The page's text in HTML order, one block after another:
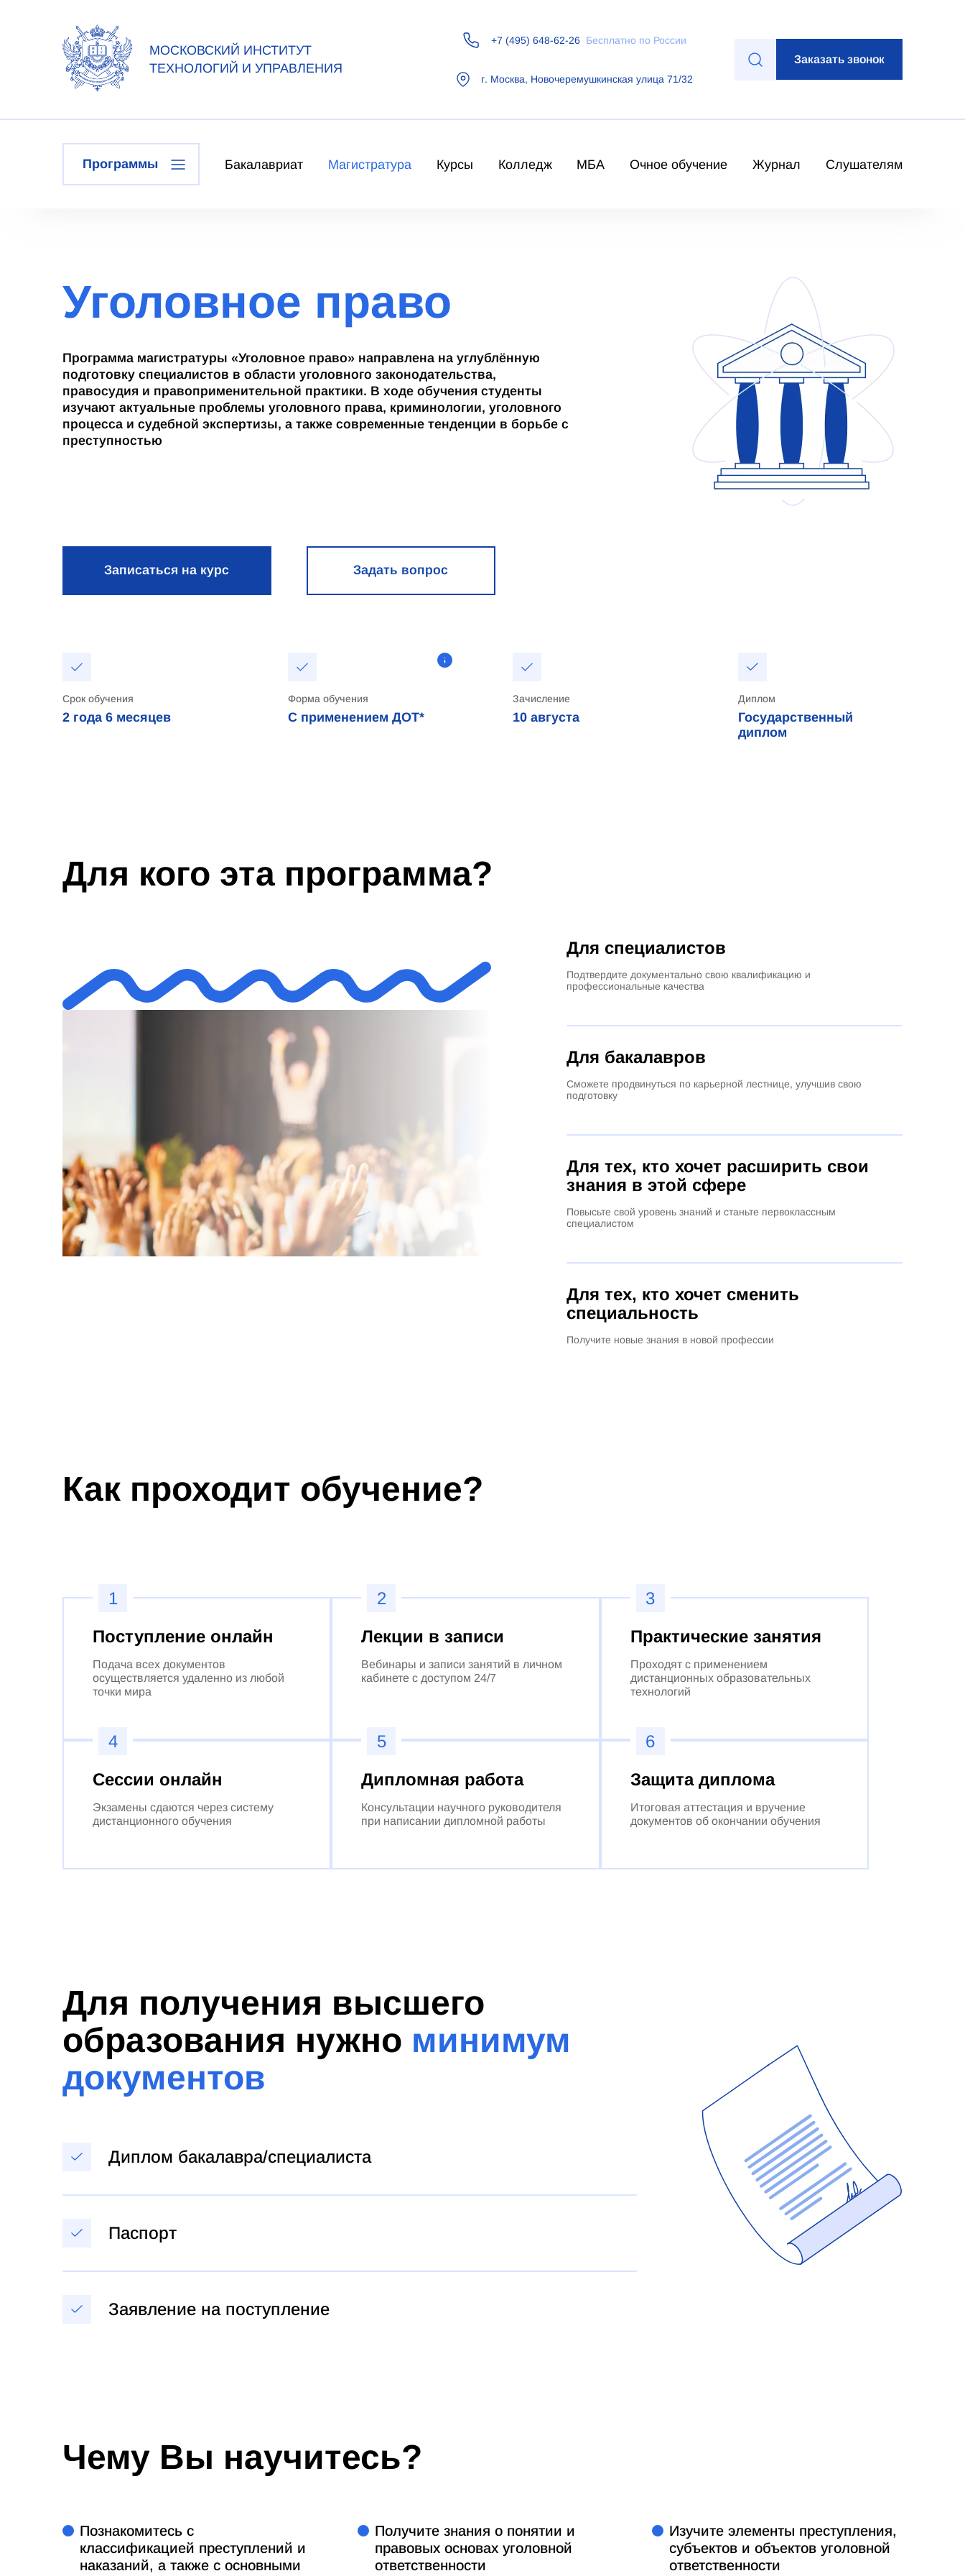
МОСКОВСКИЙ ИНСТИТУТ
ТЕХНОЛОГИЙ И УПРАВЛЕНИЯ
+7 (495) 648-62-26 Бесплатно по России
г. Москва, Новочеремушкинская улица 71/32
Заказать звонок
Программы Бакалавриат Магистратура Курсы Колледж МБА Очное обучение Журнал Слушателям
Уголовное право
Программа магистратуры «Уголовное право» направлена на углублённую
подготовку специалистов в области уголовного законодательства,
правосудия и правоприменительной практики. В ходе обучения студенты
изучают актуальные проблемы уголовного права, криминологии, уголовного
процесса и судебной экспертизы, а также современные тенденции в борьбе с
преступностью
Записаться на курс Задать вопрос
Срок обучения
2 года 6 месяцев
Форма обучения
С применением ДОТ*
Зачисление
10 августа
Диплом
Государственный
диплом
Для кого эта программа?
Для специалистов
Подтвердите документально свою квалификацию и
профессиональные качества
Для бакалавров
Сможете продвинуться по карьерной лестнице, улучшив свою
подготовку
Для тех, кто хочет расширить свои
знания в этой сфере
Повысьте свой уровень знаний и станьте первоклассным
специалистом
Для тех, кто хочет сменить
специальность
Получите новые знания в новой профессии
Как проходит обучение?
1
Поступление онлайн
Подача всех документов
осуществляется удаленно из любой
точки мира
2
Лекции в записи
Вебинары и записи занятий в личном
кабинете с доступом 24/7
3
Практические занятия
Проходят с применением
дистанционных образовательных
технологий
4
Сессии онлайн
Экзамены сдаются через систему
дистанционного обучения
5
Дипломная работа
Консультации научного руководителя
при написании дипломной работы
6
Защита диплома
Итоговая аттестация и вручение
документов об окончании обучения
Для получения высшего
образования нужно минимум
документов
Диплом бакалавра/специалиста
Паспорт
Заявление на поступление
Чему Вы научитесь?
Познакомитесь с
классификацией преступлений и
наказаний, а также с основными
Получите знания о понятии и
правовых основах уголовной
ответственности
Изучите элементы преступления,
субъектов и объектов уголовной
ответственности